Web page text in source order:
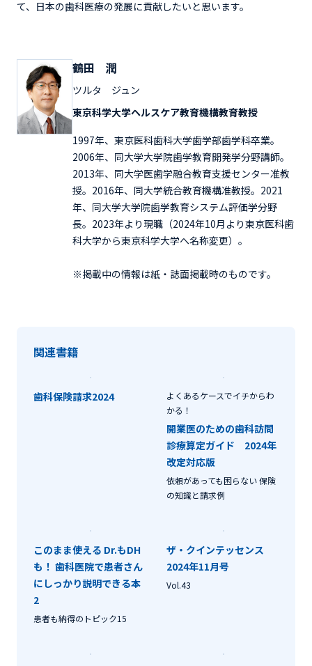
て、日本の歯科医療の発展に貢献したいと思います。
鶴田 潤
ツルタ ジュン
東京科学大学ヘルスケア教育機構教育教授
1997年、東京医科歯科大学歯学部歯学科卒業。
2006年、同大学大学院歯学教育開発学分野講師。
2013年、同大学医歯学融合教育支援センター准教
授。2016年、同大学統合教育機構准教授。2021
年、同大学大学院歯学教育システム評価学分野
長。2023年より現職（2024年10月より東京医科歯
科大学から東京科学大学へ名称変更）。
※掲載中の情報は紙・誌面掲載時のものです。
関連書籍
歯科保険請求2024
よくあるケースでイチからわ
かる！
開業医のための歯科訪問
診療算定ガイド 2024年
改定対応版
依頼があっても困らない 保険
の知識と請求例
このまま使える Dr.もDH
も！ 歯科医院で患者さん
にしっかり説明できる本
2
患者も納得のトピック15
ザ・クインテッセンス
2024年11月号
Vol.43